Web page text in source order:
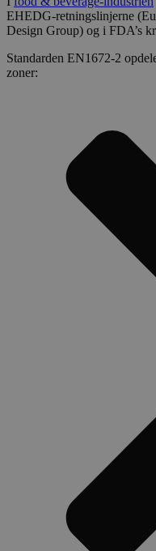
EHEDG-retningslinjerne
Design Group) og i FDA’s
Standarden EN1672-2
zoner: